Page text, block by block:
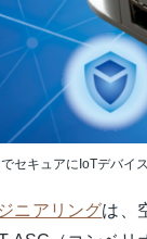
セキュアにIoTデバイ
ニアリングは、